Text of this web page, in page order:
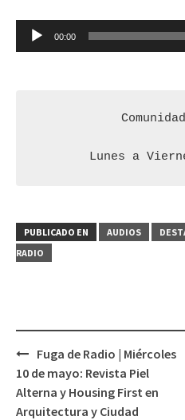
Reproductor
00:00
Lunes a
PUBLICADO EN AUDIOS
RADIO
Navegación
de
entradas
Fuga de Radio | Miércoles
10 de mayo: Revista Piel
Alterna y Housing First en
Arquitectura y Ciudad